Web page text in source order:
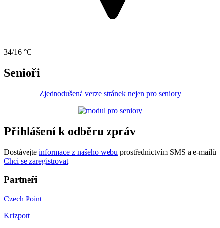
34/16 °C
Senioři
Zjednodušená verze stránek nejen pro seniory
Přihlášení k odběru zpráv
Dostávejte informace z našeho webu prostřednictvím SMS a e-mailů
Chci se zaregistrovat
Partneři
Czech Point
Krizport